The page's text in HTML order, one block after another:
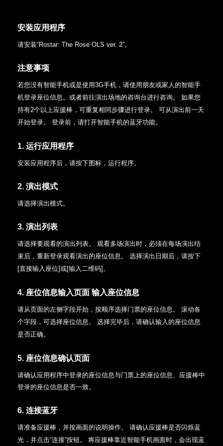
安装应用程序
请安装“Rostar: The Rose OLS ver. 2”。
注意事项
若您没有智能手机或是使用3G手机，请使用朋友或家人的智能手
机登录座位信息。或者前往演出场地的咨询台进行咨询。
如果您
持有2个以上应援棒，可重复相同步骤进行登录。
可从演出前一天
开始登录。
登录前，请打开智能手机的蓝牙功能。
1. 运行应用程序
安装应用程序后，请按下图标，运行程序。
2. 演出模式
请选择演出模式。
3. 演出列表
请选择要观看的演出列表。
观看多场演出时，必须在每场演出结
束后，重新登录观看演出的座位信息。
选择演出日期后，请按下
[直接输入座位]或[输入二维码]。
4. 座位信息输入页面 输入座位信息
请从页面的左侧字段开始，按顺序选择门票的座位信息。
滚动各
个字段，可选择座位信息。
选择完毕后，请确认输入的座位信息
是否正确。
5. 座位信息确认页面
请确认应用程序中登录的座位信息与门票上的座位信息、应援棒中
登录的座位信息是否一致。
6. 连接蓝牙
请准备应援棒，并按画面的说明操作。
请确认应援棒是否闪烁蓝
光，并点击“连接”按钮。
将应援棒靠近智能手机画面时，会出现蓝